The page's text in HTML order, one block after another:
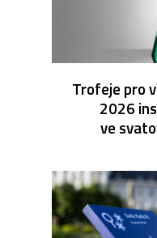
Trofeje pro
2026
ve